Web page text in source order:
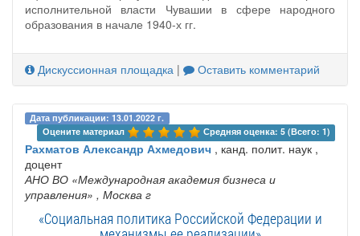
исполнительной власти Чувашии в сфере народного
образования в начале 1940-х гг.
Дискуссионная площадка | Оставить комментарий
Дата публикации: 13.01.2022 г.
Оцените материал
Средняя оценка: 5 (Всего: 1)
Рахматов Александр Ахмедович , канд. полит. наук ,
доцент
АНО ВО «Международная академия бизнеса и
управления» , Москва г
«Социальная политика Российской Федерации и